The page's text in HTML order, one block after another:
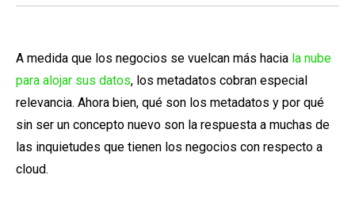
A medida que los negocios se vuelcan más hacia la nube
para alojar sus datos, los metadatos cobran especial
relevancia. Ahora bien, qué son los metadatos y por qué
sin ser un concepto nuevo son la respuesta a muchas de
las inquietudes que tienen los negocios con respecto a
cloud.